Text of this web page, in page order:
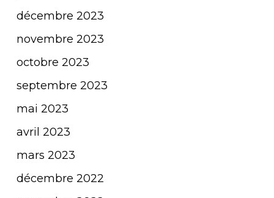
décembre 2023
novembre 2023
octobre 2023
septembre 2023
mai 2023
avril 2023
mars 2023
décembre 2022